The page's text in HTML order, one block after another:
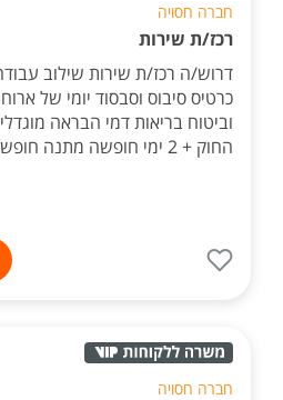
חברה חסויה
רכז/ת שירות
דרוש/ה רכז/ת שירות שילוב
כרטיס סיבוס וסבסוד יומי של
וביטוח בריאות דמי הבראה
החוק + 2 ימי חופשה מתנה חופשה מרוכזת בחגי...
חברה חסויה